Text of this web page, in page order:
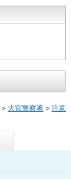
> 大宮警察署 > 注意